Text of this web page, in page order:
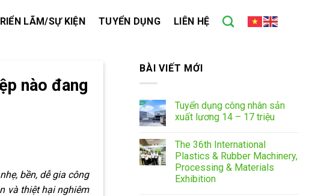
LÃM/SỰ KIỆN TUYỂN DỤNG LIÊN HỆ
nào đang
bền, dễ gia công
và thiệt hại nghiêm
BÀI VIẾT MỚI
Tuyển dụng công nhân sản
xuất lương 14 – 17 triệu
The 36th International
Plastics & Rubber Machinery,
Processing & Materials
Exhibition